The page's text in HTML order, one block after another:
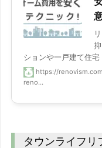
ションや一戸建て住宅
https://
reno...
タウンライフリ